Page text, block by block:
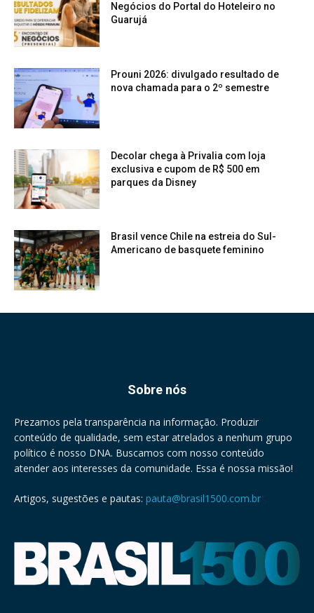
Negócios do Portal do Hoteleiro no
Guarujá
Prouni 2026: divulgado resultado de
nova chamada para o 2º semestre
Decolar chega à Privalia com loja
exclusiva e cupom de R$ 500 em
parques da Disney
Brasil vence Chile na estreia do Sul-
Americano de basquete feminino
Sobre nós
Prezamos pela transparência na informação. Produzir
conteúdo de qualidade, sem estar atrelados a nenhum grupo
político é nosso DNA. Buscamos com nosso conteúdo
atender aos interesses da comunidade. Essa é nossa missão!
Artigos, sugestões e pautas: pauta@brasil1500.com.br